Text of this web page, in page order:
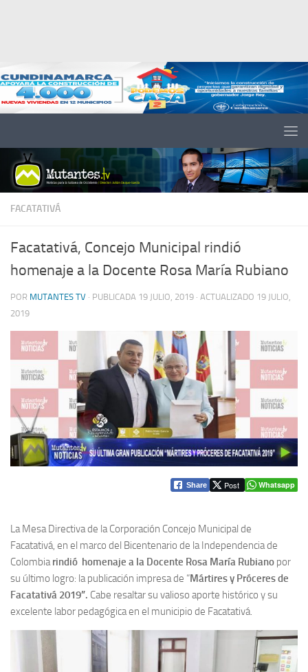
FACATATIVÁ
Facatativá, Concejo Municipal rindió
homenaje a la Docente Rosa María Rubiano
POR MUTANTES TV · PUBLICADA 19 JULIO, 2019 · ACTUALIZADO 19 JULIO,
2019
Share Post Whatsapp
La Mesa Directiva de la Corporación Concejo Municipal de
Facatativá, en el marco del Bicentenario de la Independencia de
Colombia rindió homenaje a la Docente Rosa María Rubiano por
su último logro: la publicación impresa de “Mártires y Próceres de
Facatativá 2019”. Cabe resaltar su valioso aporte histórico y su
excelente labor pedagógica en el municipio de Facatativá.